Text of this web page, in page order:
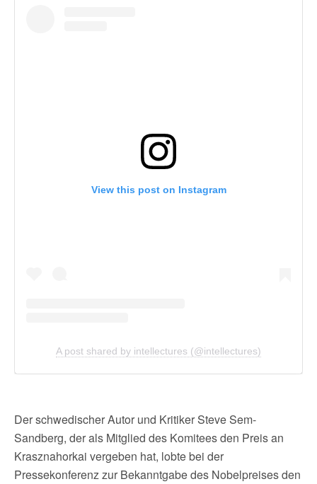
View this post on Instagram
A post shared by intellectures (@intellectures)
Der schwedischer Autor und Kritiker Steve Sem-
Sandberg, der als Mitglied des Komitees den Preis an
Krasznahorkai vergeben hat, lobte bei der
Pressekonferenz zur Bekanntgabe des Nobelpreises den